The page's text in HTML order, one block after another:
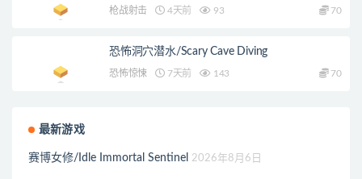
枪战射击 4天前 93 70
恐怖洞穴潜水/Scary Cave Diving
恐怖惊悚 7天前 143 70
最新游戏
赛博女修/Idle Immortal Sentinel 2026年8月6日